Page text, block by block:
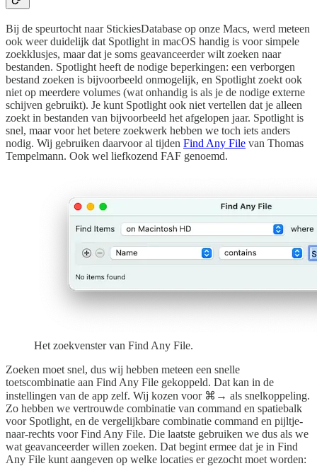
Bij de speurtocht naar StickiesDatabase op onze Macs, werd meteen
ook weer duidelijk dat Spotlight in macOS handig is voor simpele
zoekklusjes, maar dat je soms geavanceerder wilt zoeken naar
bestanden. Spotlight heeft de nodige beperkingen: een verborgen
bestand zoeken is bijvoorbeeld onmogelijk, en Spotlight zoekt ook
niet op meerdere volumes (wat onhandig is als je de nodige externe
schijven gebruikt). Je kunt Spotlight ook niet vertellen dat je alleen
zoekt in bestanden van bijvoorbeeld het afgelopen jaar. Spotlight is
snel, maar voor het betere zoekwerk hebben we toch iets anders
nodig. Wij gebruiken daarvoor al tijden Find Any File van Thomas
Tempelmann. Ook wel liefkozend FAF genoemd.
Het zoekvenster van Find Any File.
Zoeken moet snel, dus wij hebben meteen een snelle
toetscombinatie aan Find Any File gekoppeld. Dat kan in de
instellingen van de app zelf. Wij kozen voor ⌘→ als snelkoppeling.
Zo hebben we vertrouwde combinatie van command en spatiebalk
voor Spotlight, en de vergelijkbare combinatie command en pijltje-
naar-rechts voor Find Any File. Die laatste gebruiken we dus als we
wat geavanceerder willen zoeken. Dat begint ermee dat je in Find
Any File kunt aangeven op welke locaties er gezocht moet worden: